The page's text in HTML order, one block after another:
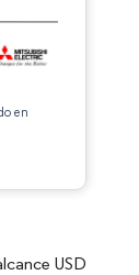
en
USD